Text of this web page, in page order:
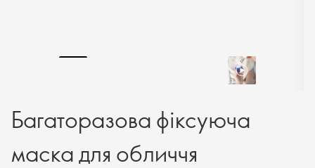
Багаторазова фіксуюча
маска для обличчя